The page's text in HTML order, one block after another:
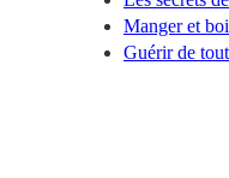
Manger et
Guérir de